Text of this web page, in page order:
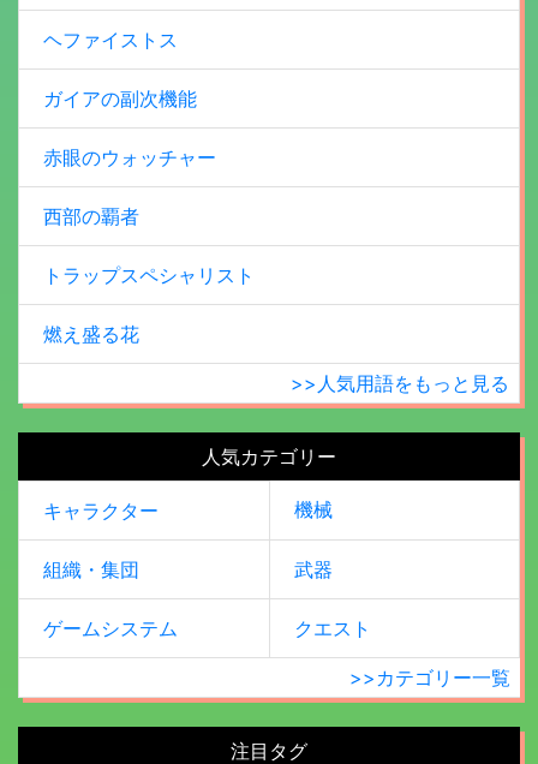
ヘファイストス
ガイアの副次機能
赤眼のウォッチャー
西部の覇者
トラップスペシャリスト
燃え盛る花
>>人気用語をもっと見る
人気カテゴリー
キャラクター 機械
組織・集団 武器
ゲームシステム クエスト
>>カテゴリー一覧
注目タグ